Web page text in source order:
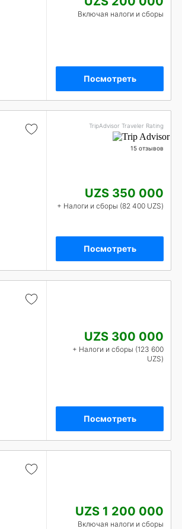
Включая налоги и сборы
Посмотреть
TripAdvisor Traveler Rating
15 отзывов
UZS 350 000
+ Налоги и сборы (82 400 UZS)
Посмотреть
UZS 300 000
+ Налоги и сборы (123 600
UZS)
Посмотреть
UZS 1 200 000
Включая налоги и сборы